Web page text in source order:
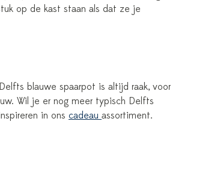
op de kast staan als dat ze je
blauwe spaarpot is altijd raak, voor
Wil je er nog meer typisch Delfts
in ons cadeau assortiment.